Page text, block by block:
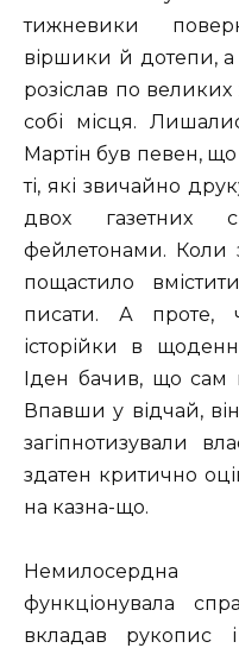
тижневики
віршики й дотепи, а
розіслав по
собі місця.
Мартін був певен,
ті, які звичайно
двох газетних
фейлетонами. Коли
пощастило
писати. А проте,
історійки в
Іден бачив, що сам
Впавши у відчай,
загіпнотизували
здатен критично
на казна-що.
функціонувала
вкладав рукопис